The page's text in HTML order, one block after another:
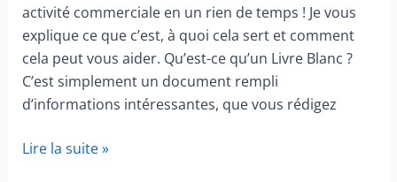
activité commerciale en un rien de temps ! Je vous
explique ce que c’est, à quoi cela sert et comment
cela peut vous aider. Qu’est-ce qu’un Livre Blanc ?
C’est simplement un document rempli
d’informations intéressantes, que vous rédigez
Le
Lire la suite »